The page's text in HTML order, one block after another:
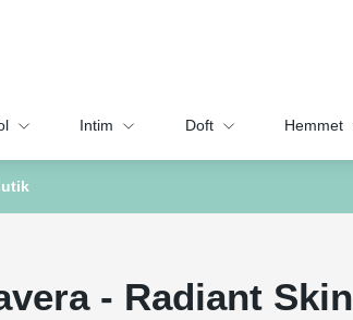
Intim Doft Hemmet
- Radiant Skin